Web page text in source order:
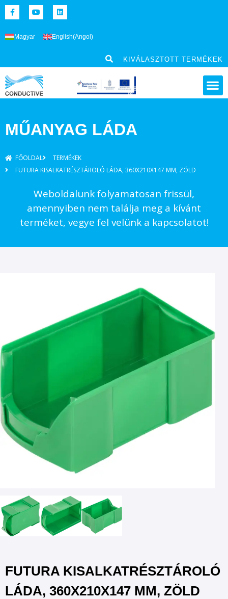
Magyar English(Angol )
KIVÁLASZTOTT TERMÉKEK
MŰANYAG LÁDA
FŐOLDAL
TERMÉKEK
FUTURA KISALKATRÉSZTÁROLÓ LÁDA, 360X210X147 MM, ZÖLD
Weboldalunk folyamatosan frissül,
amennyiben nem találja meg a kívánt
terméket, vegye fel velünk a kapcsolatot!
FUTURA KISALKATRÉSZTÁROLÓ
LÁDA, 360X210X147 MM, ZÖLD